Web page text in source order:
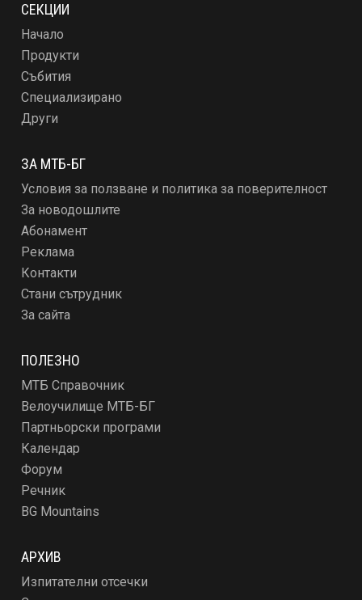
СЕКЦИИ
Начало
Продукти
Събития
Специализирано
Други
ЗА МТБ-БГ
Условия за ползване и политика за поверителност
За новодошлите
Абонамент
Реклама
Контакти
Стани сътрудник
За сайта
ПОЛЕЗНО
МТБ Справочник
Велоучилище МТБ-БГ
Партньорски програми
Календар
Форум
Речник
BG Mountains
АРХИВ
Изпитателни отсечки